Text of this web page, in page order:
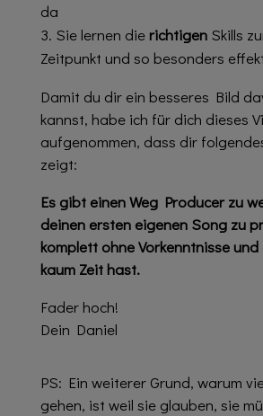
da
Sie lernen die richtigenSkills
Zeitpunkt und so besonders
Damit du dir ein besseres Bild
kannst, habe ich für dich dieses
aufgenommen, dass dir
zeigt:
Es gibt einen Weg Producer zu
deinen ersten eigenen Song zu
komplett ohne Vorkenntnisse
kaum Zeit hast.
Fader hoch!
Dein Daniel
PS: Ein weiterer Grund, warum
gehen, ist weil sie glauben, sie